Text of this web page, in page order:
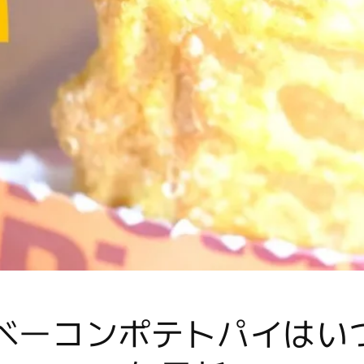
ーコンポテトパイはい